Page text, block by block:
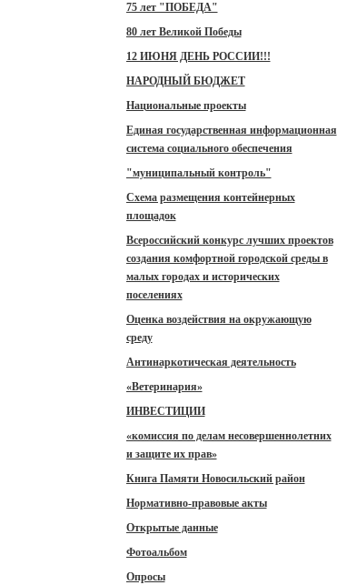
75 лет "ПОБЕДА"
80 лет Великой Победы
12 ИЮНЯ ДЕНЬ РОССИИ!!!
НАРОДНЫЙ БЮДЖЕТ
Национальные проекты
Единая государственная информационная
система социального обеспечения
"муниципальный контроль"
Схема размещения контейнерных
площадок
Всероссийский конкурс лучших проектов
создания комфортной городской среды в
малых городах и исторических
поселениях
Оценка воздействия на окружающую
среду
Антинаркотическая деятельность
«Ветеринария»
ИНВЕСТИЦИИ
«комиссия по делам несовершеннолетних
и защите их прав»
Книга Памяти Новосильский район
Нормативно-правовые акты
Открытые данные
Фотоальбом
Опросы